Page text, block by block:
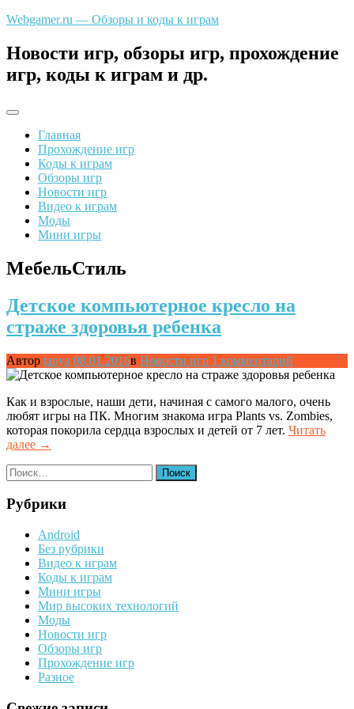
Перейти
содержимому
Webgamer.ru — Обзоры и коды к играм
Новости игр, обзоры игр, прохождение
игр, коды к играм и др.
Главная
Прохождение игр
Коды к играм
Обзоры игр
Новости игр
Видео к играм
Моды
Мини игры
МебельСтиль
Детское компьютерное кресло на
страже здоровья ребенка
Автор tanya 08.01.2016в Новости игр 1 комментарий
Как и взрослые, наши дети, начиная с самого малого, очень
любят игры на ПК. Многим знакома игра Plants vs. Zombies,
которая покорила сердца взрослых и детей от 7 лет. Читать
далее «Детское
страже
ребенка»
→
Найти:
Рубрики
Android
Без рубрики
Видео к играм
Коды к играм
Мини игры
Мир высоких технологий
Моды
Новости игр
Обзоры игр
Прохождение игр
Разное